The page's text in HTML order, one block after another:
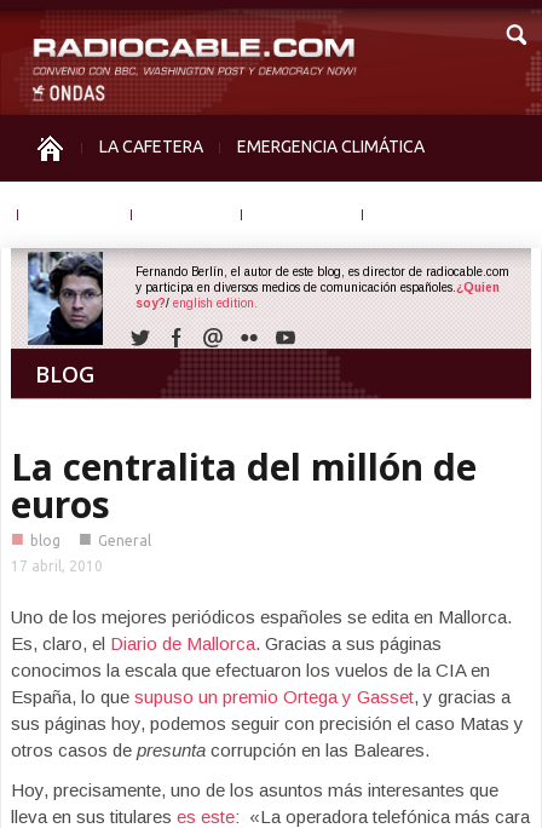
LA CAFETERA EMERGENCIA CLIMÁTICA
BLOG
Fernando Berlín, el autor de este blog, es director de radiocable.com
y participa en diversos medios de comunicación españoles. ¿Quien
soy?/ english edition.
La centralita del millón de
euros
■ blog ■ General
17 abril, 2010
Uno de los mejores periódicos españoles se edita en Mallorca.
Es, claro, el Diario de Mallorca. Gracias a sus páginas
conocimos la escala que efectuaron los vuelos de la CIA en
España, lo que supuso un premio Ortega y Gasset, y gracias a
sus páginas hoy, podemos seguir con precisión el caso Matas y
otros casos de presunta corrupción en las Baleares.
Hoy, precisamente, uno de los asuntos más interesantes que
lleva en sus titulares es este: «La operadora telefónica más cara